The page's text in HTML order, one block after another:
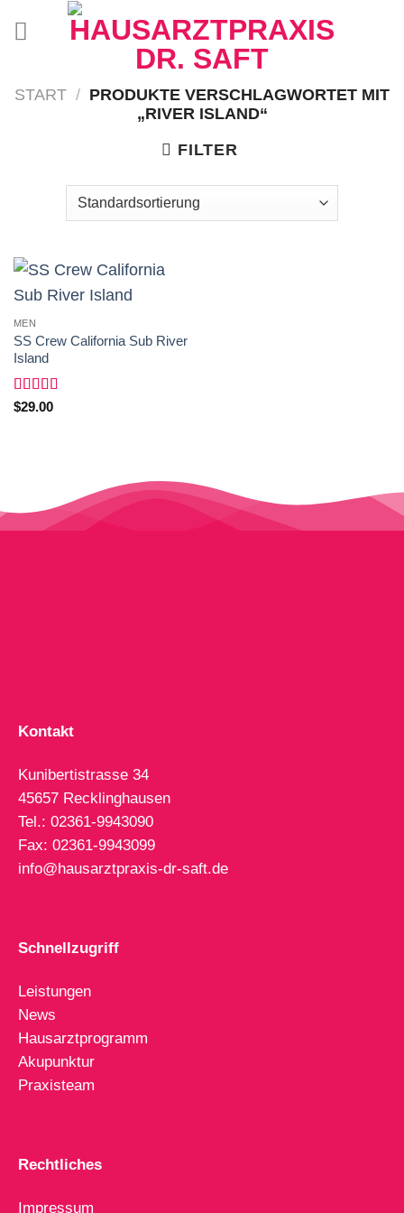
Inhalt
START / PRODUKTE VERSCHLAGWORTET MIT
„RIVER ISLAND“
FILTER
MEN
SS Crew California Sub River
Island
Bewertet
$29.00
Kontakt
Kunibertistrasse 34
45657 Recklinghausen
Tel.: 02361-9943090
Fax: 02361-9943099
info@hausarztpraxis-dr-saft.de
Schnellzugriff
Leistungen
News
Hausarztprogramm
Akupunktur
Praxisteam
Rechtliches
Impressum